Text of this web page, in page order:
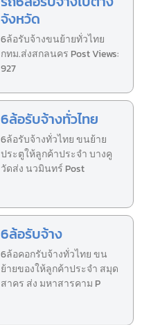
จังหวัด
6ล้อรับจ้างขนย้ายทั่วไทย
กทม.ส่งสกลนคร Post Views:
927
6ล้อรับจ้างทั่วไทย
6ล้อรับจ้างทั่วไทย ขนย้าย
ประตูให้ลูกค้าประจำ บางคู
วัดส่ง นวมินทร์ Post
6ล้อรับจ้าง
6ล้อคอกรับจ้างทั่วไทย ขน
ย้ายของให้ลูกค้าประจำ สมุด
สาคร ส่ง มหาสารคาม P